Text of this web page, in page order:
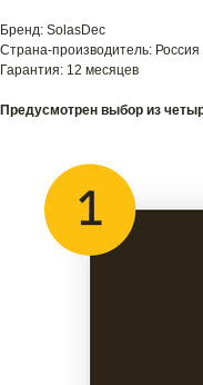
Бренд: SolasDec
Страна-производитель: Россия
Гарантия: 12 месяцев
Предусмотрен выбор из